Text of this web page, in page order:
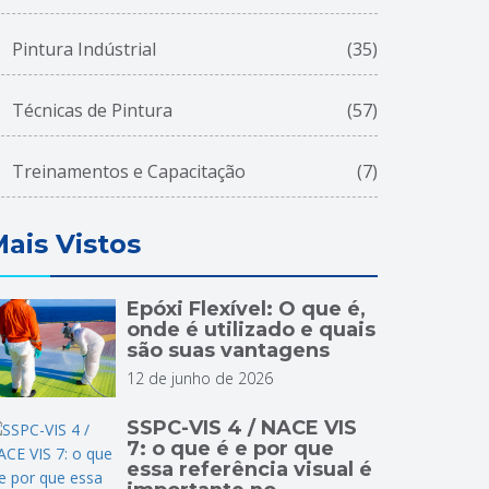
Pintura Indústrial (35)
Técnicas de Pintura (57)
Treinamentos e Capacitação (7)
Vistos
Epóxi Flexível: O que é,
onde é utilizado e quais
são suas vantagens
12 de junho de 2026
SSPC-VIS 4 / NACE VIS
7: o que é e por que
essa referência visual é